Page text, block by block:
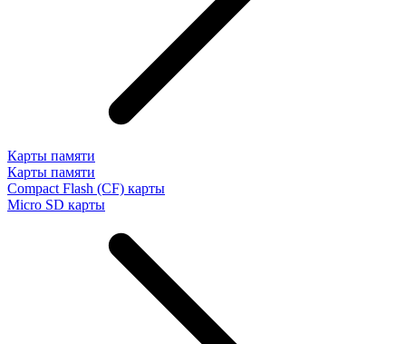
Карты памяти
Карты памяти
Compact Flash (CF) карты
Micro SD карты